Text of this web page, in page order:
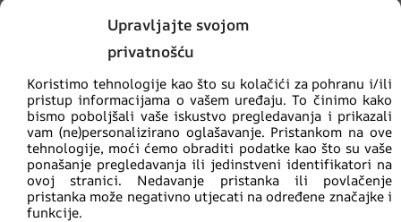
Upravljajte svojom
privatnošću
Koristimo tehnologije kao što su kolačići za pohranu i/ili
pristup informacijama o vašem uređaju. To činimo kako
bismo poboljšali vaše iskustvo pregledavanja i prikazali
vam (ne)personalizirano oglašavanje. Pristankom na ove
tehnologije, moći ćemo obraditi podatke kao što su vaše
ponašanje pregledavanja ili jedinstveni identifikatori na
ovoj stranici. Nedavanje pristanka ili povlačenje
pristanka može negativno utjecati na određene značajke i
funkcije.